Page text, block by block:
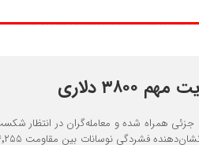
دلاری
۳٬۸۰۲ دلار با افزایش جزئی همراه شده و معامله‌گران در